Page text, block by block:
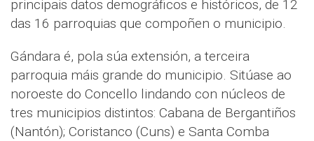
principais datos demográficos e históricos, de 12
das 16 parroquias que compoñen o municipio.
Gándara é, pola súa extensión, a terceira
parroquia máis grande do municipio. Sitúase ao
noroeste do Concello lindando con núcleos de
tres municipios distintos: Cabana de Bergantiños
(Nantón); Coristanco (Cuns) e Santa Comba